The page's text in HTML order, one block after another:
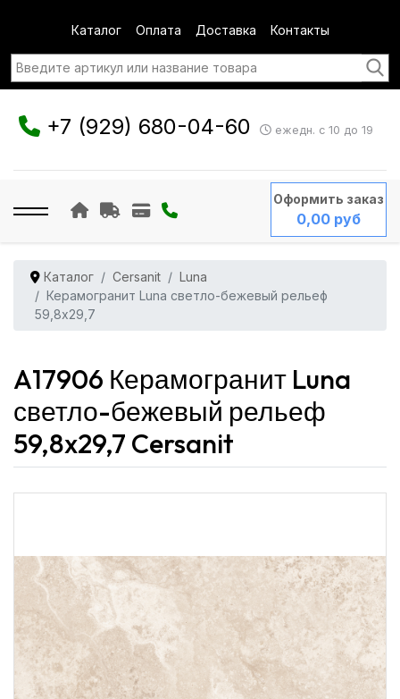
Каталог Оплата Доставка Контакты
+7 (929) 680-04-60 ежедн. с 10 до 19
Оформить заказ
0,00 руб
Каталог Cersanit
Luna
Керамогранит Luna светло-бежевый рельеф
59,8x29,7
A17906 Керамогранит Luna
светло-бежевый рельеф
59,8x29,7 Cersanit